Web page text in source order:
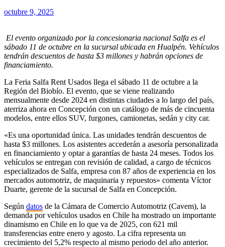
octubre 9, 2025
El evento organizado por la concesionaria nacional Salfa es el
sábado 11 de octubre en la sucursal ubicada en Hualpén. Vehículos
tendrán descuentos de hasta $3 millones y habrán opciones de
financiamiento.
La Feria Salfa Rent Usados llega el sábado 11 de octubre a la
Región del Biobío. El evento, que se viene realizando
mensualmente desde 2024 en distintas ciudades a lo largo del país,
aterriza ahora en Concepción con un catálogo de más de cincuenta
modelos, entre ellos SUV, furgones, camionetas, sedán y city car.
«Es una oportunidad única. Las unidades tendrán descuentos de
hasta $3 millones. Los asistentes accederán a asesoría personalizada
en financiamiento y optar a garantías de hasta 24 meses. Todos los
vehículos se entregan con revisión de calidad, a cargo de técnicos
especializados de Salfa, empresa con 87 años de experiencia en los
mercados automotriz, de maquinaria y repuestos» comenta Víctor
Duarte, gerente de la sucursal de Salfa en Concepción.
Según datos de la Cámara de Comercio Automotriz (Cavem), la
demanda por vehículos usados en Chile ha mostrado un importante
dinamismo en Chile en lo que va de 2025, con 621 mil
transferencias entre enero y agosto. La cifra representa un
crecimiento del 5,2% respecto al mismo periodo del año anterior.